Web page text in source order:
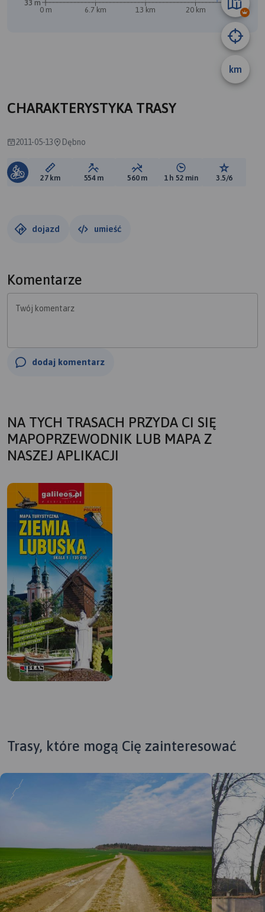
B A
km
0 m 6.7 km 13 km 20 km 27 km
33 m
CHARAKTERYSTYKA TRASY
2011-05-13 Dębno
Długość trasy:
27 km Suma przewyższeń:
554 m Suma spadków:
560 m Średni czas potrzebny
1 h 52 min Ocena
3.5/6
dojazd umieść
Komentarze
Twój komentarz
dodaj komentarz
NA TYCH TRASACH PRZYDA CI SIĘ
MAPOPRZEWODNIK LUB MAPA Z
NASZEJ APLIKACJI
Mapa krajoznawcza
województwa lubuskiego z
wyszczególnionymi
atrakcjami turystycznymi. Na
mapie umieszczono grafiki
atrakcji turystycznych.
Trasy, które mogą Cię zainteresować